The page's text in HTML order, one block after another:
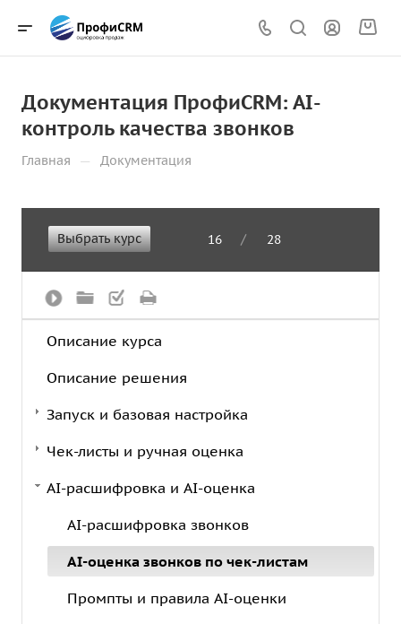
Документация ПрофиCRM: AI-
контроль качества звонков
Главная — Документация
Выбрать курс 16 / 28
Описание курса
Описание решения
Запуск и базовая настройка
Чек-листы и ручная оценка
AI-расшифровка и AI-оценка
AI-расшифровка звонков
AI-оценка звонков по чек-листам
Промпты и правила AI-оценки